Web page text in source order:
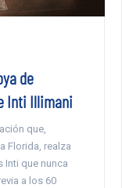
de
Inti Illimani
que,
Florida, realza
Inti que nunca
a los 60